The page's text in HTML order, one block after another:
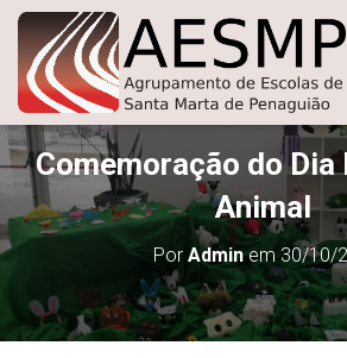
Comemoração do Dia
Animal
Por Adminem 30/10/